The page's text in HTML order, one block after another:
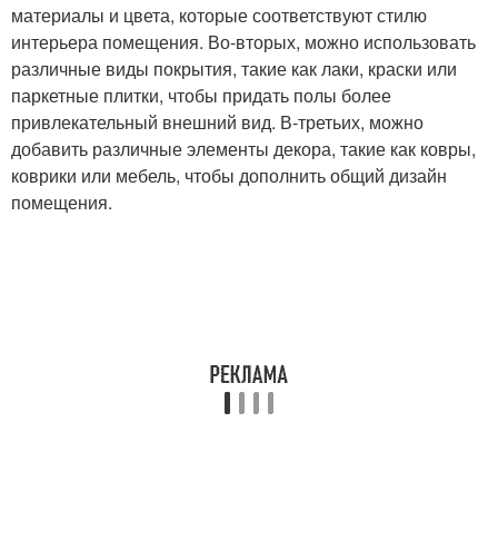
материалы и цвета, которые соответствуют стилю
интерьера помещения. Во-вторых, можно использовать
различные виды покрытия, такие как лаки, краски или
паркетные плитки, чтобы придать полы более
привлекательный внешний вид. В-третьих, можно
добавить различные элементы декора, такие как ковры,
коврики или мебель, чтобы дополнить общий дизайн
помещения.